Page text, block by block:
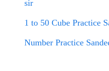
sir
1 to 50 Cube Practice
Number Practice